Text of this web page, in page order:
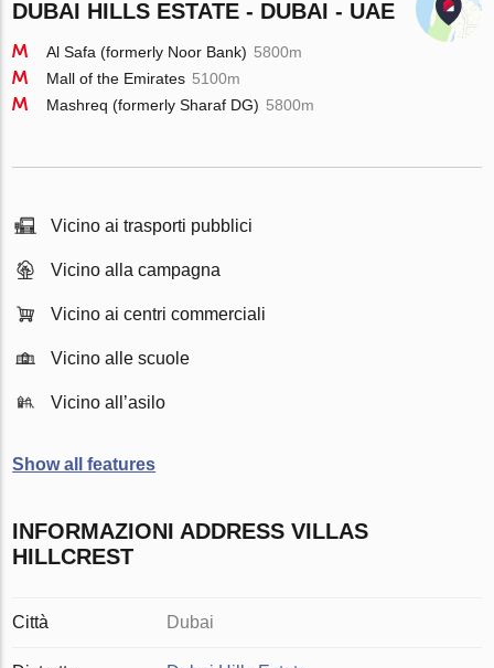
DUBAI HILLS ESTATE - DUBAI - UAE
Al Safa (formerly Noor Bank) 5800m
Mall of the Emirates 5100m
Mashreq (formerly Sharaf DG) 5800m
Vicino ai trasporti pubblici
Vicino alla campagna
Vicino ai centri commerciali
Vicino alle scuole
Vicino all’asilo
Show all features
INFORMAZIONI ADDRESS VILLAS
HILLCREST
Città Dubai